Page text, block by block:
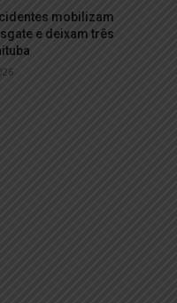
mobilizam
e deixam três